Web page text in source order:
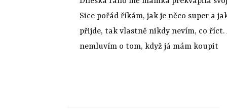
Sice pořád říkám, jak je něco super a
přijde, tak vlastně nikdy nevím, co
nemluvím o tom, když já mám koupit